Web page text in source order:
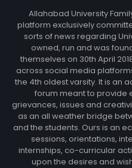
Allahabad University
platform exclusively
sorts of news regarding
owned, run and was
themselves on 30th April
across social media
the 4th oldest varsity. It is an
forum meant to provide
grievances, issues and
as an all weather bridge
and the students. Ours is an
sessions, orientations,
internships, co-curricular
upon the desires and